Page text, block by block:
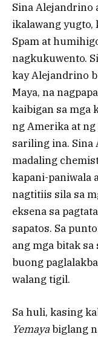
Sina Alejandrino
ikalawang yugto,
Spam at
nagkukuwento.
kay Alejandrino
Maya, na
kaibigan sa mga
ng Amerika at
sariling ina. Sina
madaling
kapani-paniwala
nagtitiis sila sa
eksena sa
sapatos. Sa
ang mga bitak
buong
walang tigil.
Sa huli, kasing
Yemayabiglang